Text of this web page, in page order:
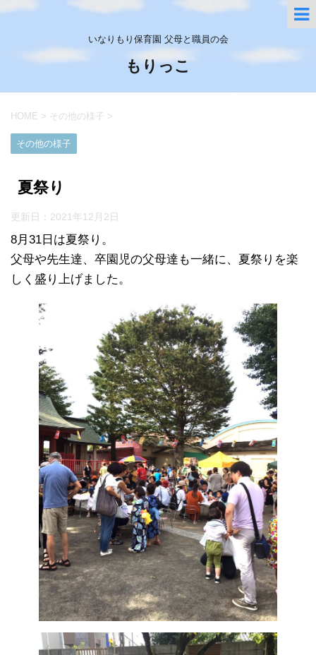
いなりもり保育園 父母と職員の会
もりっこ
HOME > その他の様子 >
その他の様子
夏祭り
更新日： 2021年12月2日
8月31日は夏祭り。
父母や先生達、卒園児の父母達も一緒に、夏祭りを楽
しく盛り上げました。